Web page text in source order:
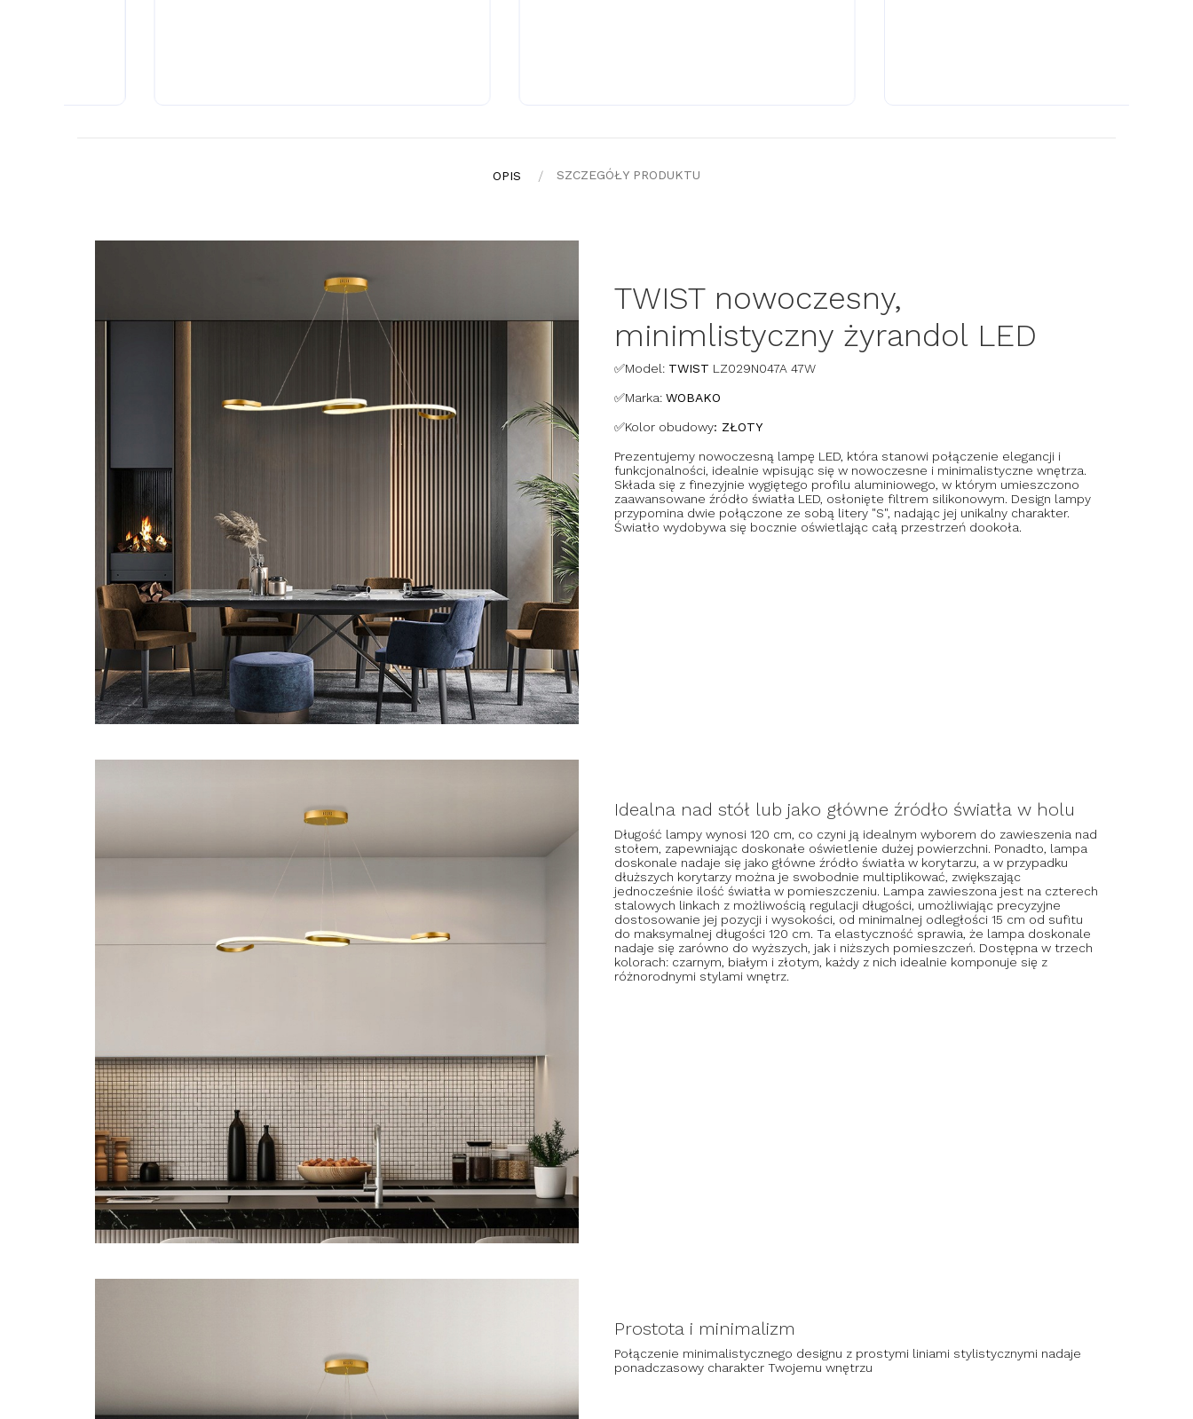
OPIS SZCZEGÓŁY PRODUKTU
TWIST nowoczesny,
minimlistyczny żyrandol LED
✅Model: TWIST LZ029N047A 47W
✅Marka: WOBAKO
✅Kolor obudowy: ZŁOTY
Prezentujemy nowoczesną lampę LED, która stanowi połączenie elegancji i
funkcjonalności, idealnie wpisując się w nowoczesne i minimalistyczne wnętrza.
Składa się z finezyjnie wygiętego profilu aluminiowego, w którym umieszczono
zaawansowane źródło światła LED, osłonięte filtrem silikonowym. Design lampy
przypomina dwie połączone ze sobą litery "S", nadając jej unikalny charakter.
Światło wydobywa się bocznie oświetlając całą przestrzeń dookoła.
Idealna nad stół lub jako główne źródło światła w holu
Długość lampy wynosi 120 cm, co czyni ją idealnym wyborem do zawieszenia nad
stołem, zapewniając doskonałe oświetlenie dużej powierzchni. Ponadto, lampa
doskonale nadaje się jako główne źródło światła w korytarzu, a w przypadku
dłuższych korytarzy można je swobodnie multiplikować, zwiększając
jednocześnie ilość światła w pomieszczeniu. Lampa zawieszona jest na czterech
stalowych linkach z możliwością regulacji długości, umożliwiając precyzyjne
dostosowanie jej pozycji i wysokości, od minimalnej odległości 15 cm od sufitu
do maksymalnej długości 120 cm. Ta elastyczność sprawia, że lampa doskonale
nadaje się zarówno do wyższych, jak i niższych pomieszczeń. Dostępna w trzech
kolorach: czarnym, białym i złotym, każdy z nich idealnie komponuje się z
różnorodnymi stylami wnętrz.
Prostota i minimalizm
Połączenie minimalistycznego designu z prostymi liniami stylistycznymi nadaje
ponadczasowy charakter Twojemu wnętrzu